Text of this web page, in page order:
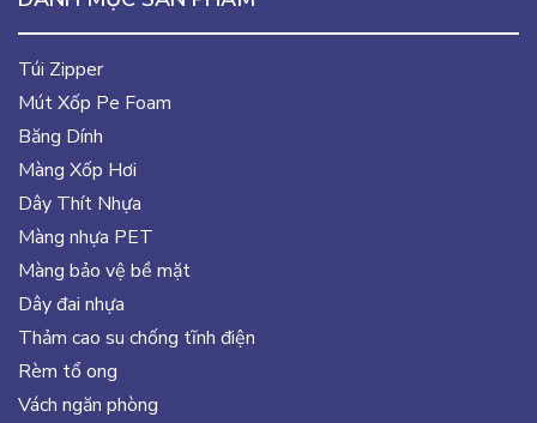
Túi Zipper
Mút Xốp Pe Foam
Băng Dính
Màng Xốp Hơi
Dây Thít Nhựa
Màng nhựa PET
Màng bảo vệ bề mặt
Dây đai nhựa
Thảm cao su chống tĩnh điện
Rèm tổ ong
Vách ngăn phòng